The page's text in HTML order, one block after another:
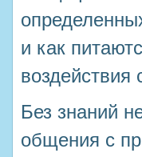
и как
воздействия
Без знаний
общения с